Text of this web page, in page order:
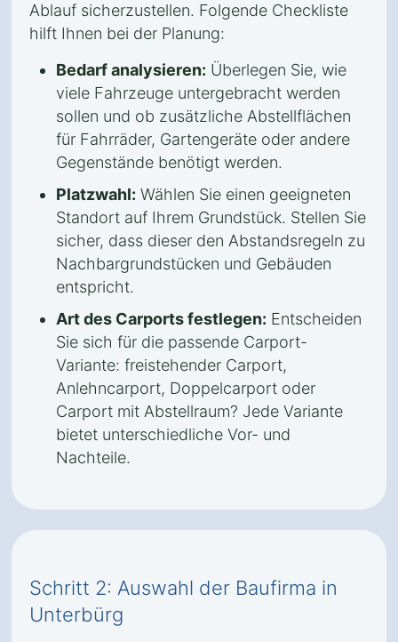
Ablauf sicherzustellen. Folgende Checkliste
hilft Ihnen bei der Planung:
Bedarf analysieren: Überlegen Sie, wie
viele Fahrzeuge untergebracht werden
sollen und ob zusätzliche Abstellflächen
für Fahrräder, Gartengeräte oder andere
Gegenstände benötigt werden.
Platzwahl: Wählen Sie einen geeigneten
Standort auf Ihrem Grundstück. Stellen Sie
sicher, dass dieser den Abstandsregeln zu
Nachbargrundstücken und Gebäuden
entspricht.
Art des Carports festlegen: Entscheiden
Sie sich für die passende Carport-
Variante: freistehender Carport,
Anlehncarport, Doppelcarport oder
Carport mit Abstellraum? Jede Variante
bietet unterschiedliche Vor- und
Nachteile.
Schritt 2: Auswahl der Baufirma in
Unterbürg